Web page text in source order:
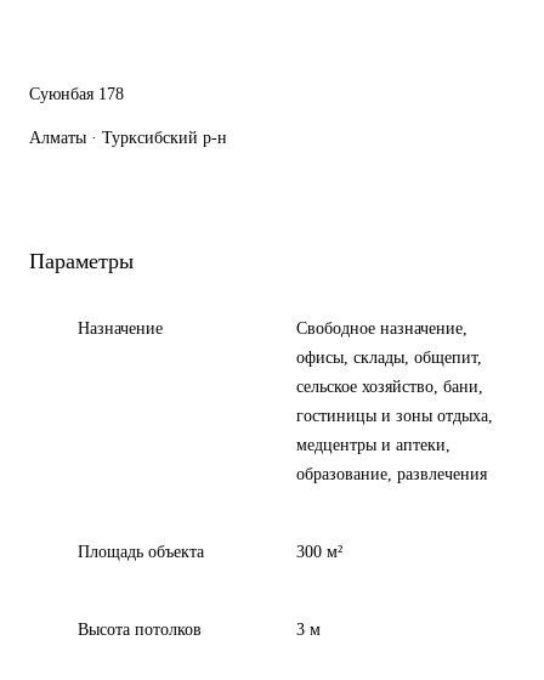
Суюнбая 178
Алматы · Турксибский р-н
Параметры
Назначение
Свободное назначение,
офисы, склады, общепит,
сельское хозяйство, бани,
гостиницы и зоны отдыха,
медцентры и аптеки,
образование, развлечения
Площадь объекта 300 м²
Высота потолков 3 м